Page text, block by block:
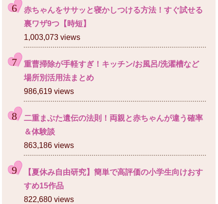
赤ちゃんをササッと寝かしつける方法！すぐ試せる
裏ワザ9つ【時短】
1,003,073 views
重曹掃除が手軽すぎ！キッチン/お風呂/洗濯槽など
場所別活用法まとめ
986,619 views
二重まぶた遺伝の法則！両親と赤ちゃんが違う確率
＆体験談
863,186 views
【夏休み自由研究】簡単で高評価の小学生向けおす
すめ15作品
822,680 views